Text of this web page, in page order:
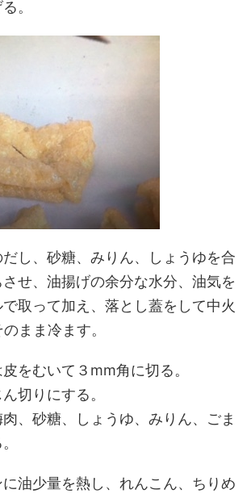
。
だし、砂糖、みりん、しょうゆを合
せ、油揚げの余分な水分、油気を
取って加え、落とし蓋をして中火
まま冷ます。
をむいて３mm角に切る。
切りにする。
、砂糖、しょうゆ、みりん、ごま
に油少量を熱し、れんこん、ちりめ